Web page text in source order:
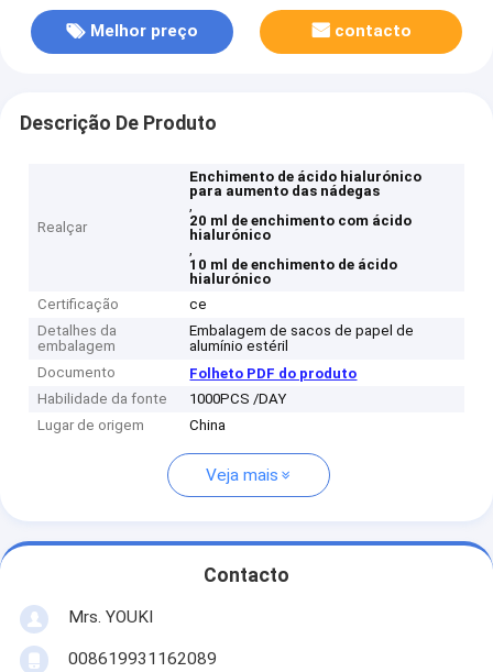
Melhor preço contacto
Descrição De Produto
Realçar
Enchimento de ácido hialurónico
para aumento das nádegas
,
20 ml de enchimento com ácido
hialurónico
,
10 ml de enchimento de ácido
hialurónico
Certificação
ce
Detalhes da
embalagem
Embalagem de sacos de papel de
alumínio estéril
Documento
Folheto PDF do produto
Habilidade da fonte
1000PCS /DAY
Lugar de origem
China
Veja mais
Contacto
Mrs. YOUKI
008619931162089